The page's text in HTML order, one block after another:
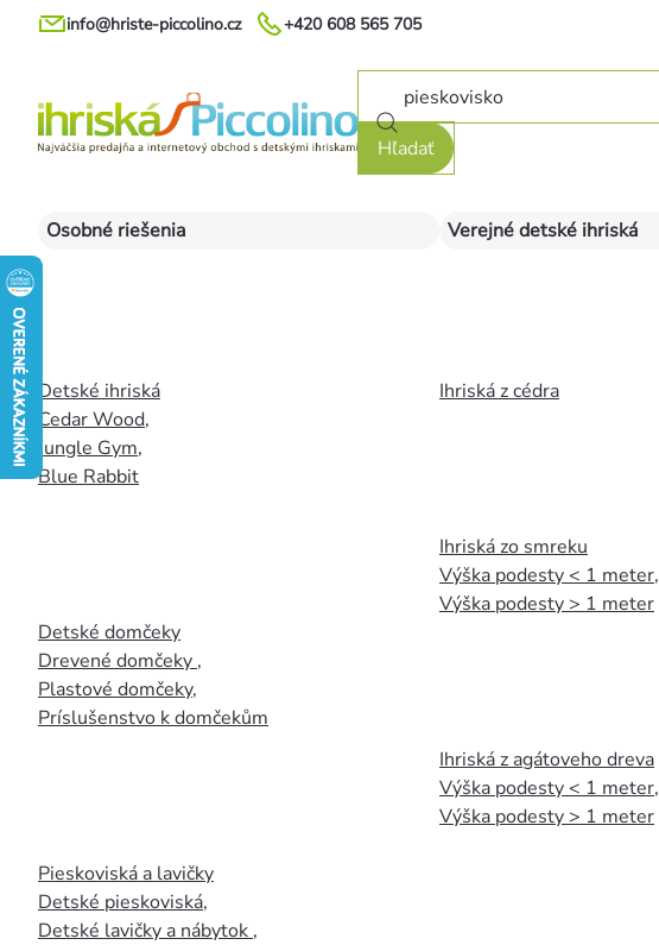
Prejsť
+420 608 565 705
info@hriste-piccolino.cz
Hľadať
Osobné riešenia
Detské ihriská
Cedar Wood,
Jungle Gym,
Blue Rabbit
Detské domčeky
Drevené domčeky ,
Plastové domčeky,
Príslušenstvo k domčekům
Pieskoviská a lavičky
Detské pieskoviská,
Detské lavičky a nábytok ,
Verejné detské ihriská
Ihriská z cédra
Ihriská zo smreku
Výška podesty < 1 meter,
Výška podesty > 1 meter
Ihriská z agátoveho dreva
Výška podesty < 1 meter,
Výška podesty > 1 meter